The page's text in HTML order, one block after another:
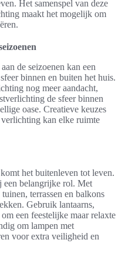
Het samenspel van deze
maakt het mogelijk om
de seizoenen kan een
binnen en buiten het huis.
nog meer aandacht,
de sfeer binnen
oase. Creatieve keuzes
verlichting kan elke ruimte
het buitenleven tot leven.
belangrijke rol. Met
terrassen en balkons
Gebruik lantaarns,
een feestelijke maar relaxte
om lampen met
voor extra veiligheid en